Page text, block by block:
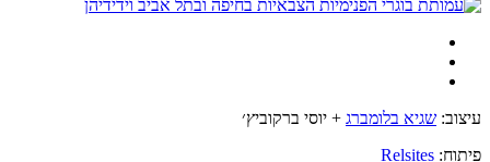
עיצוב: שגיא בלומברג + יוסי ברקוביץ׳
פיתוח: Relsites